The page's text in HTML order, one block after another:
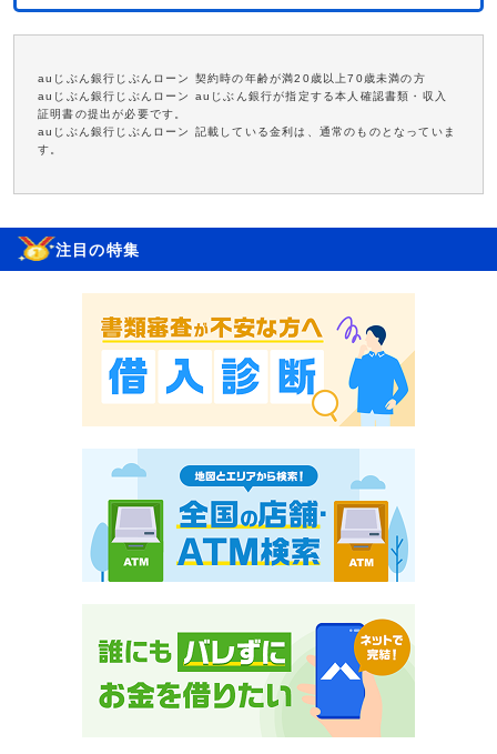
auじぶん銀行じぶんローン 契約時の年齢が満20歳以上70歳未満の方
auじぶん銀行じぶんローン auじぶん銀行が指定する本人確認書類・収入
証明書の提出が必要です。
auじぶん銀行じぶんローン 記載している金利は、通常のものとなっていま
す。
注目の特集